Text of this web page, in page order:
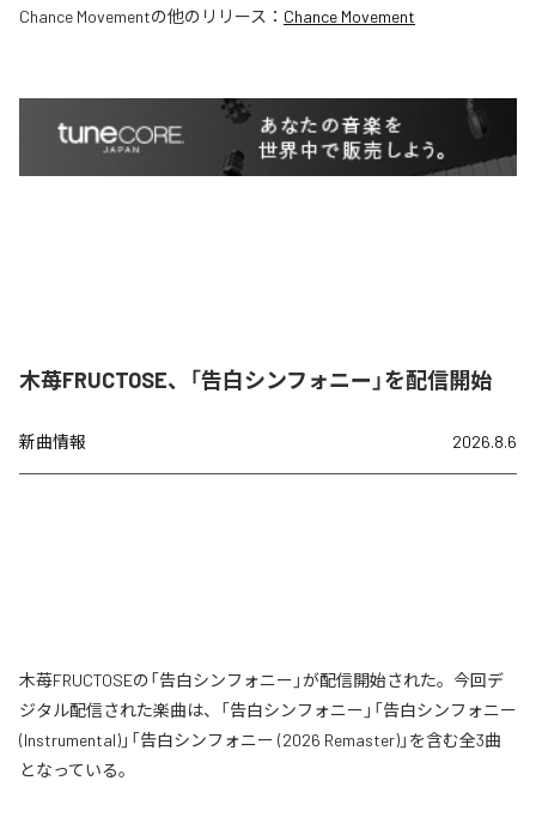
Chance Movementの他のリリース： Chance Movement
木苺FRUCTOSE、「告白シンフォニー」を配信開始
新曲情報 2026.8.6
木苺FRUCTOSEの「告白シンフォニー」が配信開始された。今回デ
ジタル配信された楽曲は、「告白シンフォニー」「告白シンフォニー
(Instrumental)」「告白シンフォニー (2026 Remaster)」を含む全3曲
となっている。